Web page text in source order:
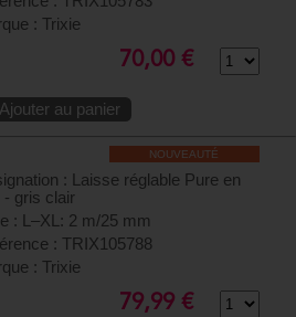
: Trixie
70,00 €
Ajouter au panier
NOUVEAUTÉ
: Laisse réglable Pure en
- gris clair
: L–XL: 2 m/25 mm
: TRIX105788
: Trixie
79,99 €